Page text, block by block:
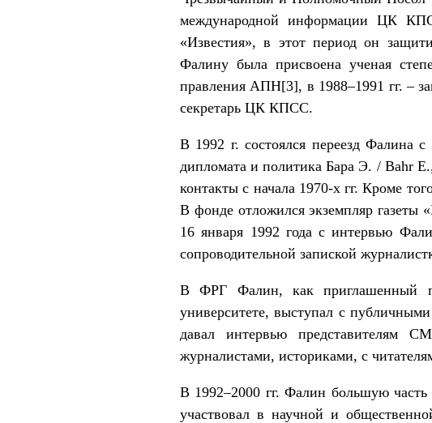
международной информации ЦК
«Известия», в этот период он
Фалину была присвоена ученая
правления АПН[3], в 1988–1991 гг. –
секретарь ЦК КПСС.
В 1992 г. состоялся переезд Фалина
дипломата и политика Бара Э. / Bahr
контакты с начала 1970-х гг. Кроме
В фонде отложился экземпляр
16 января 1992 года с интервью
сопроводительной запиской
В ФРГ Фалин, как приглашенный
университете, выступал с
давал интервью представителям
журналистами, историками, с
В 1992–2000 гг. Фалин большую
участвовал в научной и